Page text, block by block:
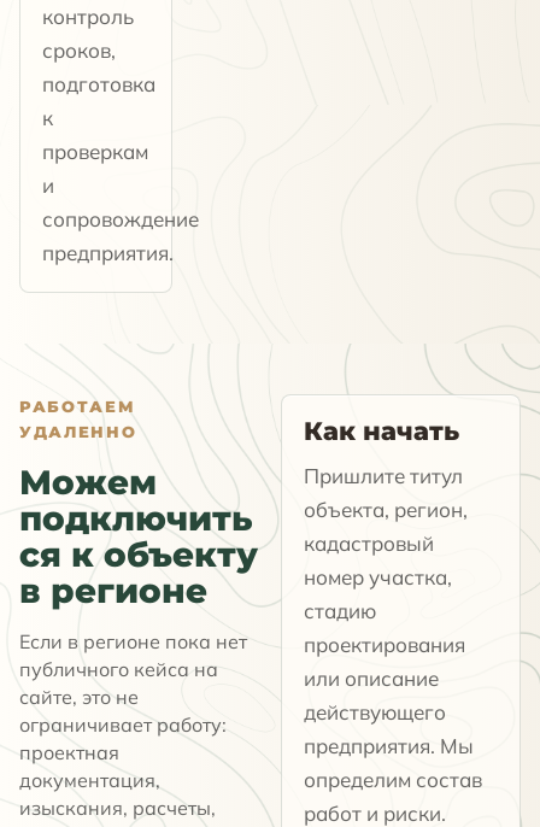
контроль
сроков,
подготовка
к
проверкам
и
сопровождение
предприятия.
РАБОТАЕМ
УДАЛЕННО
Можем
подключить
ся к объекту
в регионе
Если в регионе пока нет
публичного кейса на
сайте, это не
ограничивает работу:
проектная
документация,
изыскания, расчеты,
Как начать
Пришлите титул
объекта, регион,
кадастровый
номер участка,
стадию
проектирования
или описание
действующего
предприятия. Мы
определим состав
работ и риски.